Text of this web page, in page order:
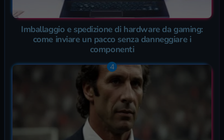
Imballaggio e spedizione di hardware da gaming:
come inviare un pacco senza danneggiare i
componenti